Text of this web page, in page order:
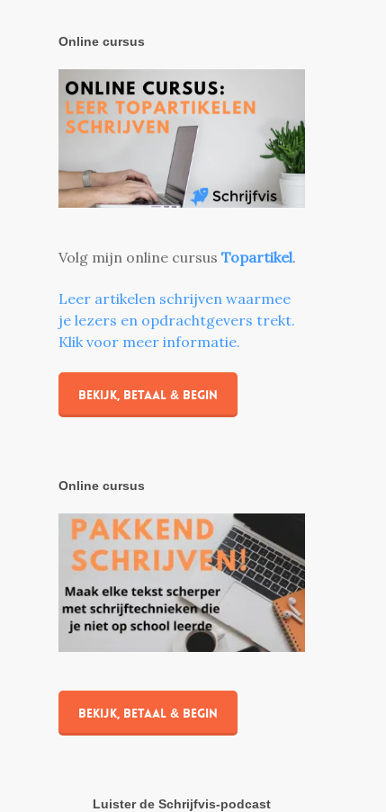
Online cursus
Volg mijn online cursusTopartikel.
Leer artikelen schrijven waarmee
je lezers en opdrachtgevers trekt.
Klik voor meer informatie.
Bekijk, betaal & begin
Online cursus
Bekijk, betaal & begin
Luister de Schrijfvis-podcast